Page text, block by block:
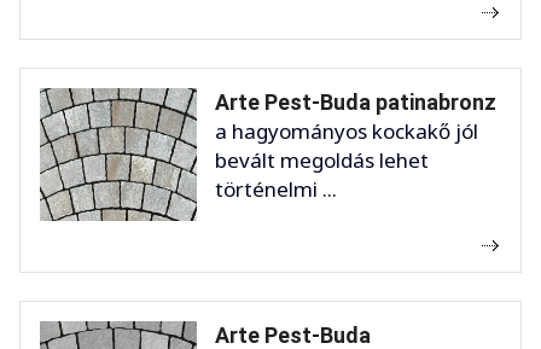
Arte Pest-Buda patinabronz
a hagyományos kockakő jól
bevált megoldás lehet
történelmi ...
Arte Pest-Buda